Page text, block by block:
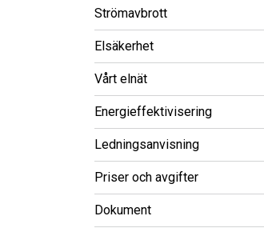
Strömavbrott
Elsäkerhet
Vårt elnät
Energieffektivisering
Ledningsanvisning
Priser och avgifter
Dokument